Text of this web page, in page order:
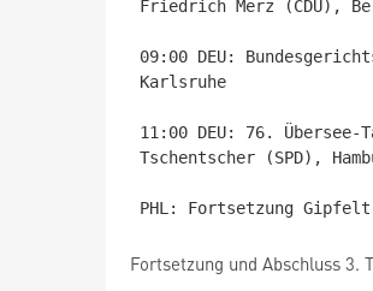
Friedrich Merz (CDU),
09:00 DEU:
Karlsruhe
11:00 DEU: 76. Übersee-
Tschentscher (SPD),
Fortsetzung und Abschluss 3.